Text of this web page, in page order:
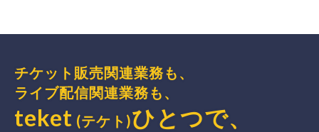
チケット販売関連業務も、
ライブ配信関連業務も、
teket (テケト)ひとつで、